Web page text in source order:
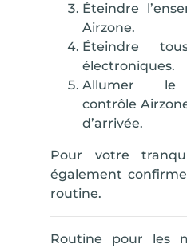
Éteindre
Airzone.
Éteindre
électroniques.
Allumer le
contrôle
d’arrivée.
Pour votre
également
routine.
Routine pour les